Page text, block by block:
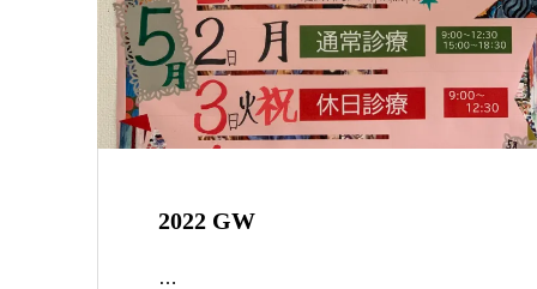
2022 GW
…